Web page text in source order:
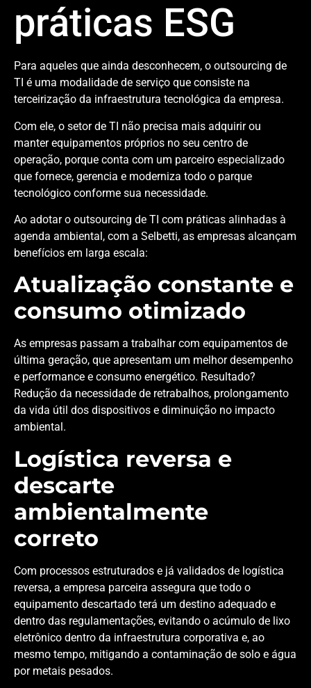
práticas ESG
Para aqueles que ainda desconhecem, o outsourcing de
TI é uma modalidade de serviço que consiste na
terceirização da infraestrutura tecnológica da empresa.
Com ele, o setor de TI não precisa mais adquirir ou
manter equipamentos próprios no seu centro de
operação, porque conta com um parceiro especializado
que fornece, gerencia e moderniza todo o parque
tecnológico conforme sua necessidade.
Ao adotar o outsourcing de TI com práticas alinhadas à
agenda ambiental, com a Selbetti, as empresas alcançam
benefícios em larga escala:
Atualização constante e
consumo otimizado
As empresas passam a trabalhar com equipamentos de
última geração, que apresentam um melhor desempenho
e performance e consumo energético. Resultado?
Redução da necessidade de retrabalhos, prolongamento
da vida útil dos dispositivos e diminuição no impacto
ambiental.
Logística reversa e
descarte
ambientalmente
correto
Com processos estruturados e já validados de logística
reversa, a empresa parceira assegura que todo o
equipamento descartado terá um destino adequado e
dentro das regulamentações, evitando o acúmulo de lixo
eletrônico dentro da infraestrutura corporativa e, ao
mesmo tempo, mitigando a contaminação de solo e água
por metais pesados.